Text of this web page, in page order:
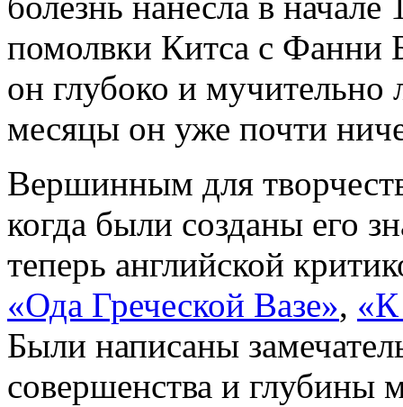
помолвки Китса с
он глубоко и
месяцы он уже почти
Вершинным для
когда были созданы его
теперь английской
«Ода Греческой Вазе»,
Были написаны
совершенства и глубины